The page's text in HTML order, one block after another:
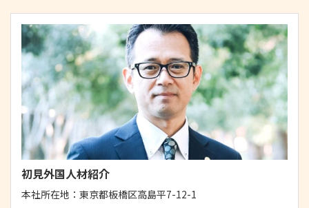
初見外国人材紹介
本社所在地： 東京都板橋区高島平7-12-1